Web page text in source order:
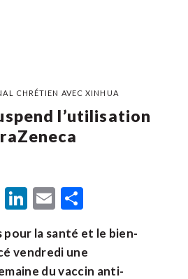
CHRÉTIEN AVEC XINHUA
l’utilisation
Telegram
LinkedIn
Email
la santé et le bien-
vendredi une
du vaccin anti-